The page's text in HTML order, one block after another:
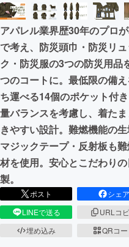
まちづくり・地域
CAMPFIRE for Social
CAMPFIREふるさと
アパレル業界歴30年のプロ
で考え、防災頭巾・防災リュ
ク・防災服の3つの防災用品
つのコートに。最低限の備
ち運べる14個のポケット付
量バランスを考慮し、着た
きやすい設計。難燃機能の生
マジックテープ・反射板も
材を使用。安心とこだわり
製。
ポスト
シェア
LINEで送る
URLコ
埋め込み
QRコー